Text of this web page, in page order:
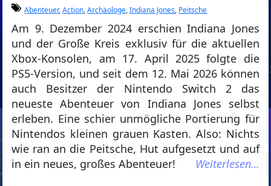
Abenteuer,Action,Archäologe,Indiana Jones, Peitsche
Am 9. Dezember 2024 erschien Indiana Jones
und der Große Kreis exklusiv für die aktuellen
Xbox-Konsolen, am 17. April 2025 folgte die
PS5-Version, und seit dem 12. Mai 2026 können
auch Besitzer der Nintendo Switch 2 das
neueste Abenteuer von Indiana Jones selbst
erleben. Eine schier unmögliche Portierung für
Nintendos kleinen grauen Kasten. Also: Nichts
wie ran an die Peitsche, Hut aufgesetzt und auf
in ein neues, großes Abenteuer!
Weiterlesen…